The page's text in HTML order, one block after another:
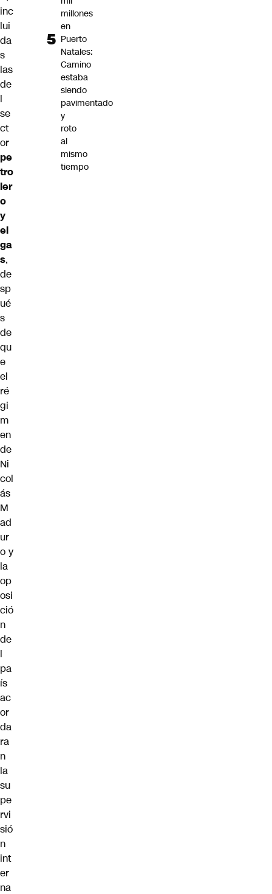
inc
lui
da
s
las
de
l
se
ct
or
pe
tro
ler
o
y
el
ga
s,
de
sp
ué
s
de
qu
e
el
ré
gi
m
en
de
Ni
col
ás
M
ad
ur
o y
la
op
osi
ció
n
de
l
pa
ís
ac
or
da
ra
n
la
su
pe
rvi
sió
n
int
er
na
millones
en
Puerto
Natales:
Camino
estaba
siendo
pavimentado
y
roto
al
mismo
tiempo